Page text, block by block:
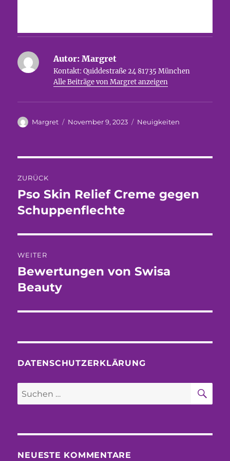
Autor: Margret
Kontakt: Quiddestraße 24 81735 München
Alle Beiträge von Margret anzeigen
Autor
Margret
Veröffentlicht
November 9, 2023 Kategorien
Neuigkeiten
ZURÜCK
Vorheriger
Beitrag:
Pso Skin Relief Creme gegen
Schuppenflechte
WEITER
Nächster
Beitrag:
Bewertungen von Swisa
Beauty
DATENSCHUTZERKLÄRUNG
Suchen
nach:
NEUESTE KOMMENTARE